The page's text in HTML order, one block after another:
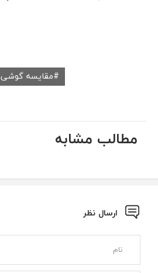
مقایسه گوشی
مطالب مشابه
ارسال نظر